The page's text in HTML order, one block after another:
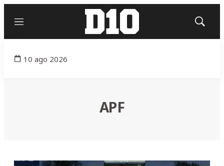
Menú
Mostrar
10 ago 2026
APF